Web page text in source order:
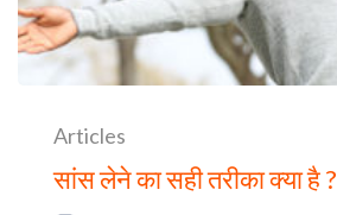
Articles
सांस लेने का सही तरीका क्या है ?